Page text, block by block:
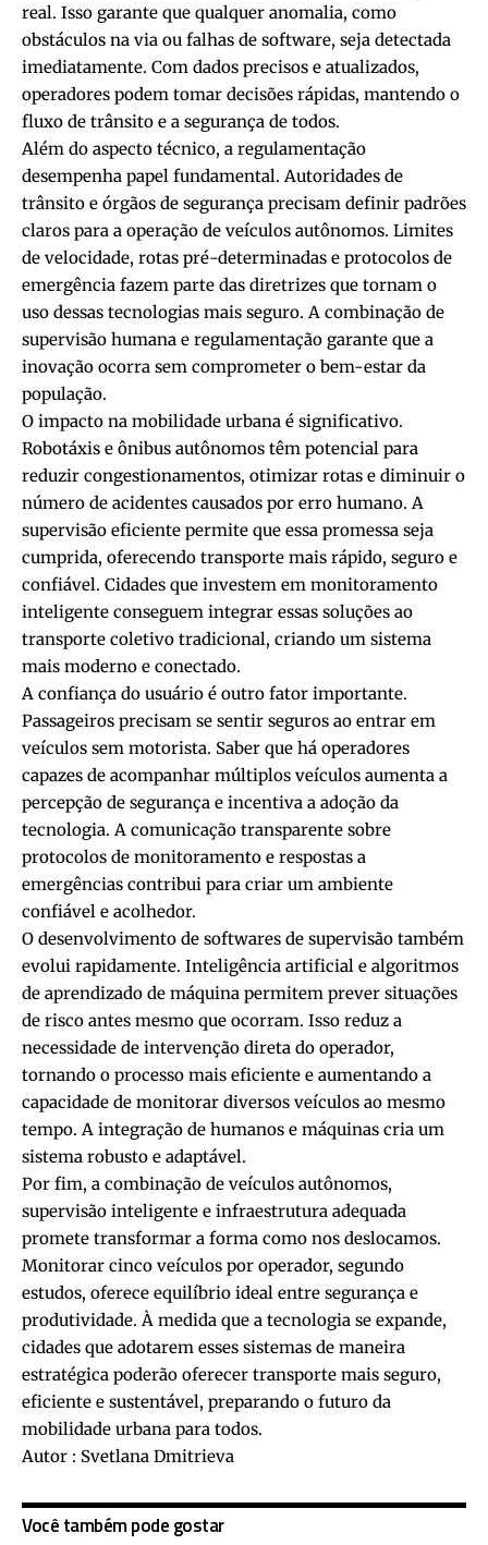
real. Isso garante que qualquer anomalia, como
obstáculos na via ou falhas de software, seja detectada
imediatamente. Com dados precisos e atualizados,
operadores podem tomar decisões rápidas, mantendo o
fluxo de trânsito e a segurança de todos.
Além do aspecto técnico, a regulamentação
desempenha papel fundamental. Autoridades de
trânsito e órgãos de segurança precisam definir padrões
claros para a operação de veículos autônomos. Limites
de velocidade, rotas pré-determinadas e protocolos de
emergência fazem parte das diretrizes que tornam o
uso dessas tecnologias mais seguro. A combinação de
supervisão humana e regulamentação garante que a
inovação ocorra sem comprometer o bem-estar da
população.
O impacto na mobilidade urbana é significativo.
Robotáxis e ônibus autônomos têm potencial para
reduzir congestionamentos, otimizar rotas e diminuir o
número de acidentes causados por erro humano. A
supervisão eficiente permite que essa promessa seja
cumprida, oferecendo transporte mais rápido, seguro e
confiável. Cidades que investem em monitoramento
inteligente conseguem integrar essas soluções ao
transporte coletivo tradicional, criando um sistema
mais moderno e conectado.
A confiança do usuário é outro fator importante.
Passageiros precisam se sentir seguros ao entrar em
veículos sem motorista. Saber que há operadores
capazes de acompanhar múltiplos veículos aumenta a
percepção de segurança e incentiva a adoção da
tecnologia. A comunicação transparente sobre
protocolos de monitoramento e respostas a
emergências contribui para criar um ambiente
confiável e acolhedor.
O desenvolvimento de softwares de supervisão também
evolui rapidamente. Inteligência artificial e algoritmos
de aprendizado de máquina permitem prever situações
de risco antes mesmo que ocorram. Isso reduz a
necessidade de intervenção direta do operador,
tornando o processo mais eficiente e aumentando a
capacidade de monitorar diversos veículos ao mesmo
tempo. A integração de humanos e máquinas cria um
sistema robusto e adaptável.
Por fim, a combinação de veículos autônomos,
supervisão inteligente e infraestrutura adequada
promete transformar a forma como nos deslocamos.
Monitorar cinco veículos por operador, segundo
estudos, oferece equilíbrio ideal entre segurança e
produtividade. À medida que a tecnologia se expande,
cidades que adotarem esses sistemas de maneira
estratégica poderão oferecer transporte mais seguro,
eficiente e sustentável, preparando o futuro da
mobilidade urbana para todos.
Autor : Svetlana Dmitrieva
Você também pode gostar